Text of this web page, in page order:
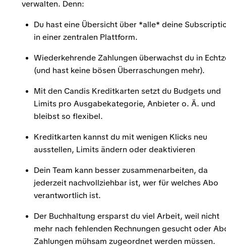
verwalten. Denn:
Du hast eine Übersicht über *alle* deine
in einer zentralen Plattform.
Wiederkehrende Zahlungen überwachst du in
(und hast keine bösen Überraschungen mehr).
Mit den Candis Kreditkarten setzt du Budgets und
Limits pro Ausgabekategorie, Anbieter o. Ä. und
bleibst so flexibel.
Kreditkarten kannst du mit wenigen Klicks neu
ausstellen, Limits ändern oder deaktivieren
Dein Team kann besser zusammenarbeiten, da
jederzeit nachvollziehbar ist, wer für welches Abo
verantwortlich ist.
Der Buchhaltung ersparst du viel Arbeit, weil nicht
mehr nach fehlenden Rechnungen gesucht oder
Zahlungen mühsam zugeordnet werden müssen.